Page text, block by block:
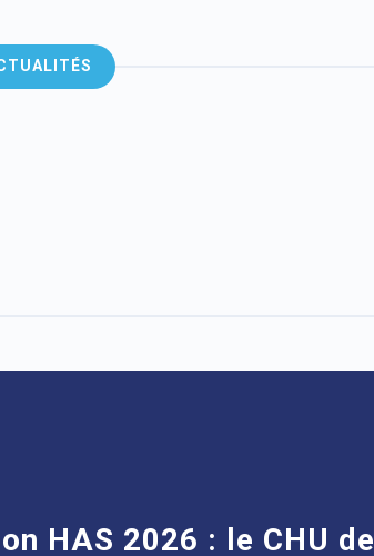
HAS 2026 : le CHU de